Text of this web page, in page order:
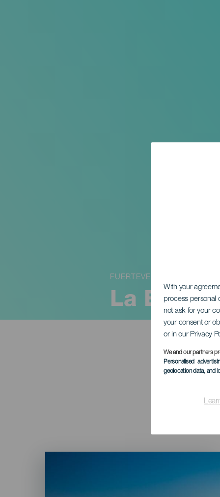
With your
process personal
not ask for your
your consent or
or in our Privacy
We and our partners
Personalised
geolocation data, and
La
FUERTEVENTURA